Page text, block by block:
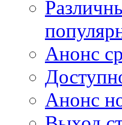
Анонс
Анонс